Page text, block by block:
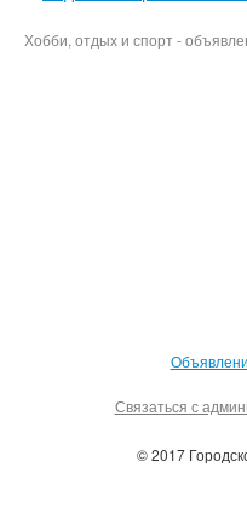
Хобби, отдых и спорт -
Связаться с
© 2017